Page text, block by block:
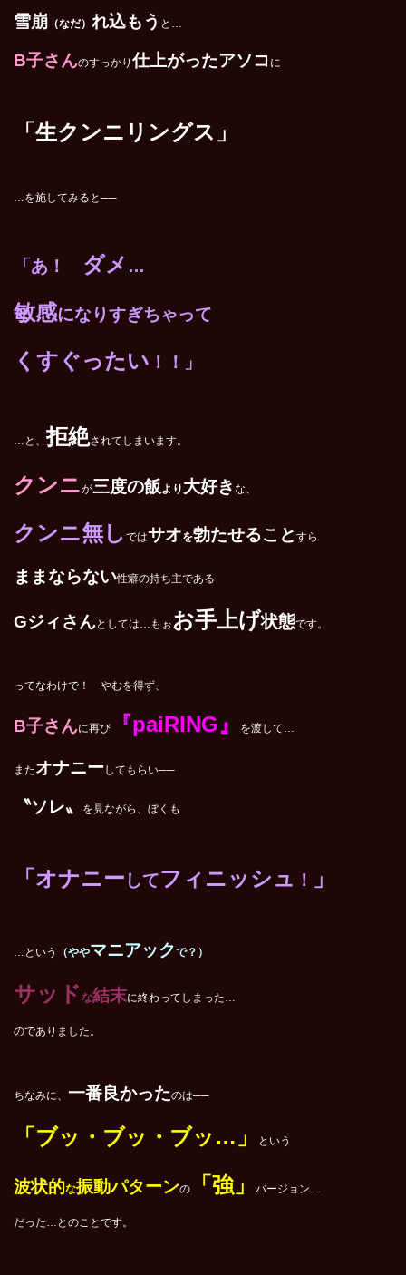
雪崩 （なだ） れ込もう と…
B子さんのすっかり 仕上がったアソコ に
「生クンニリングス」
…を施してみると──
「あ！ ダメ …
敏感になりすぎちゃって
くすぐったい ！！」
…と、拒絶されてしまいます。
クンニが三度の飯より 大好き な、
クンニ無し ではサオを勃たせること すら
ままならない性癖の持ち主である
Gジィさんとしては…もぉ お手上げ状態です。
ってなわけで！ やむを得ず、
B子さんに再び 『paiRING』 を渡して…
またオナニー してもらい──
〝ソレ〟 を見ながら、ぼくも
「オナニー してフィニッシュ ！ 」
…という （ややマニアックで？）
サッド な結末に終わってしまった…
のでありました。
ちなみに、 一番良かったのは──
「ブッ・ブッ・ブッ…」 という
波状的な振動パターンの 「強」 バージョン…
だった…とのことです。